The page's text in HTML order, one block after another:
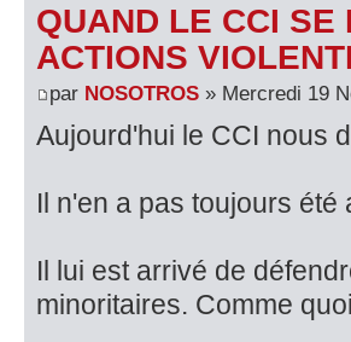
QUAND LE CCI SE
ACTIONS
par NOSOTROS » Mercredi 19
Aujourd'hui le CCI nous
Il n'en a pas toujours été
Il lui est arrivé de
minoritaires. Comme